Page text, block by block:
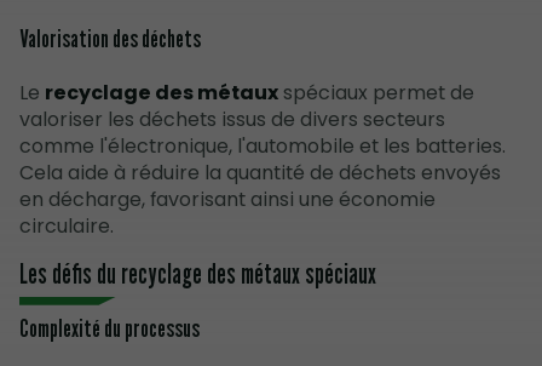
Valorisation des déchets
Le recyclage des métaux spéciaux permet de
valoriser les déchets issus de divers secteurs
comme l'électronique, l'automobile et les batteries.
Cela aide à réduire la quantité de déchets envoyés
en décharge, favorisant ainsi une économie
circulaire.
Les défis du recyclage des métaux spéciaux
Complexité du processus